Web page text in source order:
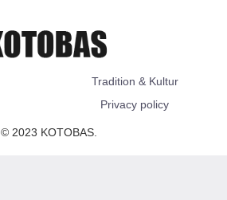
Tradition & Kultur
Privacy policy
© 2023 KOTOBAS.